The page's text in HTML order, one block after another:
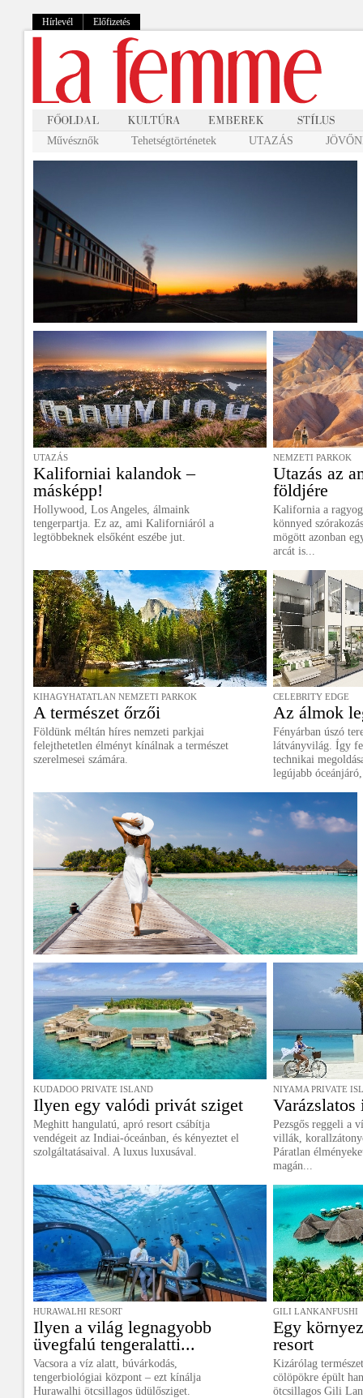
Hírlevél Előfizetés
Művésznők Tehetségtörténetek UTAZÁS
UTAZÁS
Kaliforniai kalandok –
másképp!
Hollywood, Los Angeles, álmaink
tengerpartja. Ez az, ami Kaliforniáról a
legtöbbeknek elsőként eszébe jut.
NEMZETI PARKOK
Utazás az
földjére
Kalifornia a
könnyed
mögött azonban
arcát is...
KIHAGYHATATLAN NEMZETI PARKOK
A természet őrzői
Földünk méltán híres nemzeti parkjai
felejthetetlen élményt kínálnak a természet
szerelmesei számára.
CELEBRITY EDGE
Az álmok
Fényárban úszó
látványvilág. Így
technikai
legújabb
KUDADOO PRIVATE ISLAND
Ilyen egy valódi privát sziget
Meghitt hangulatú, apró resort csábítja
vendégeit az Indiai-óceánban, és kényeztet el
szolgáltatásaival. A luxus luxusával.
NIYAMA PRIVATE
Varázslatos
Pezsgős reggeli a
villák,
Páratlan
magán...
HURAWALHI RESORT
Ilyen a világ legnagyobb
üvegfalú tengeralatti...
Vacsora a víz alatt, búvárkodás,
tengerbiológiai központ – ezt kínálja
Hurawalhi ötcsillagos üdülősziget.
GILI LANKANFUSHI
Egy
resort
Kizárólag
cölöpökre épült
ötcsillagos Gili